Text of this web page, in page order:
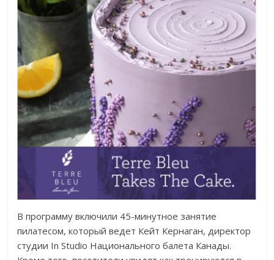
В программу включили 45-минутное занятие
пилатесом, который ведет Кейт Кернаган, директор
студии In Studio Национального балета Канады.